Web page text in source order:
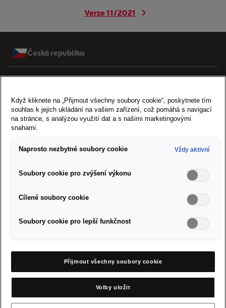
Verze 11/2021
Česká republika
Modely
Firemní zákazníci
Pravidla a soukromí cookies
Právní ujednání
Když kliknete na „Přijmout všechny soubory cookie“, poskytnete tím
souhlas k jejich ukládání na vašem zařízení, což pomáhá s navigací
na stránce, s analýzou využití dat a s našimi marketingovými
snahami.
Naprosto nezbytné soubory cookie Vždy aktivní
Soubory cookie pro zvýšení výkonu
Cílené soubory cookie
Soubory cookie pro lepší funkčnost
Přijmout všechny soubory cookie
Volby uložit